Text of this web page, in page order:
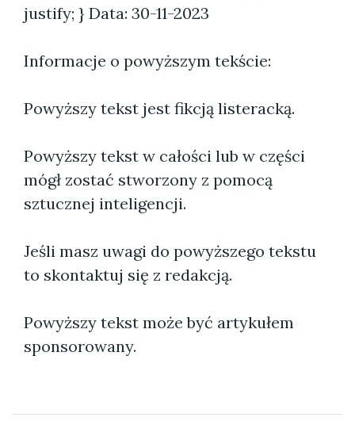
justify; } Data: 30-11-2023
Informacje o powyższym tekście:
Powyższy tekst jest fikcją listeracką.
Powyższy tekst w całości lub w części
mógł zostać stworzony z pomocą
sztucznej inteligencji.
Jeśli masz uwagi do powyższego tekstu
to skontaktuj się z redakcją.
Powyższy tekst może być artykułem
sponsorowany.